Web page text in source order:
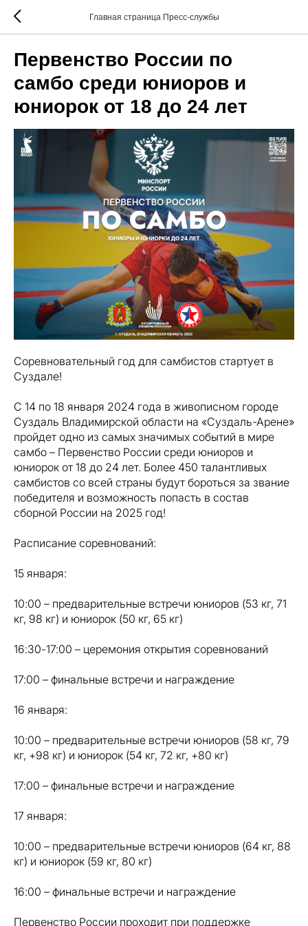
Главная страница Пресс-службы
Первенство России по
самбо среди юниоров и
юниорок от 18 до 24 лет
Соревновательный год для самбистов стартует в
Суздале!
С 14 по 18 января 2024 года в живописном городе
Суздаль Владимирской области на «Суздаль-Арене»
пройдет одно из самых значимых событий в мире
самбо – Первенство России среди юниоров и
юниорок от 18 до 24 лет. Более 450 талантливых
самбистов со всей страны будут бороться за звание
победителя и возможность попасть в состав
сборной России на 2025 год!
Расписание соревнований:
15 января:
10:00 – предварительные встречи юниоров (53 кг, 71
кг, 98 кг) и юниорок (50 кг, 65 кг)
16:30-17:00 – церемония открытия соревнований
17:00 – финальные встречи и награждение
16 января:
10:00 – предварительные встречи юниоров (58 кг, 79
кг, +98 кг) и юниорок (54 кг, 72 кг, +80 кг)
17:00 – финальные встречи и награждение
17 января:
10:00 – предварительные встречи юниоров (64 кг, 88
кг) и юниорок (59 кг, 80 кг)
16:00 – финальные встречи и награждение
Первенство России проходит при поддержке